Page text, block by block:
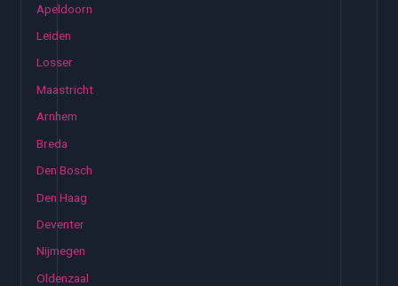
Apeldoorn
Leiden
Losser
Maastricht
Arnhem
Breda
Den Bosch
Den Haag
Deventer
Nijmegen
Oldenzaal